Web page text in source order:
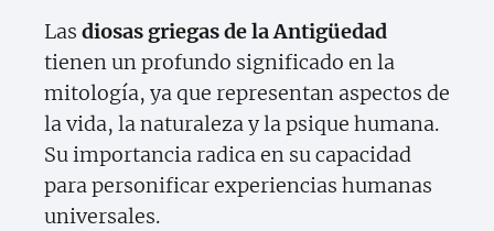
Las diosas griegas de la Antigüedad
tienen un profundo significado en la
mitología, ya que representan aspectos de
la vida, la naturaleza y la psique humana.
Su importancia radica en su capacidad
para personificar experiencias humanas
universales.